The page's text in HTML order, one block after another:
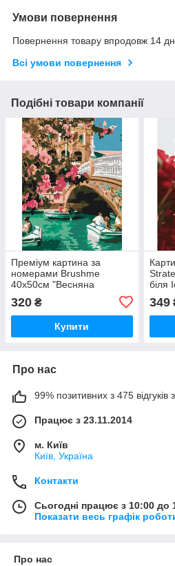
Умови повернення
Повернення товару впродовж 14
Всі умови повернення
Подібні товари компанії
Преміум картина за
номерами Brushme
40x50см "Весняна
320 ₴
Купити
біля
з
см
349
Про нас
99% позитивних з 475 відгуків
Працює з 23.11.2014
м. Київ
Київ, Україна
Контакти
Сьогодні працює з 10:00 до
Показати весь графік
Про нас